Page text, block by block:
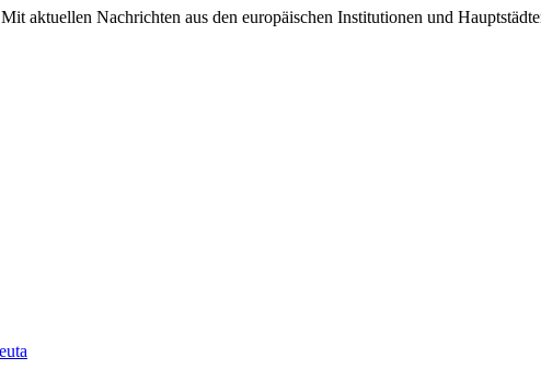
aktuellen Nachrichten aus den europäischen Institutionen und